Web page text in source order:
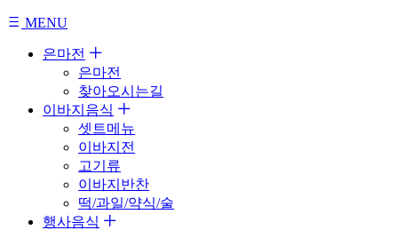
MENU
은마전
은마전
찾아오시는길
이바지음식
셋트메뉴
이바지전
고기류
이바지반찬
떡/과일/약식/술
행사음식